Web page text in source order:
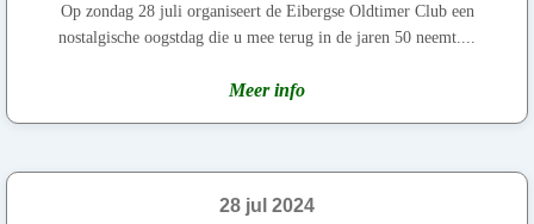
Op zondag 28 juli organiseert de Eibergse Oldtimer Club een
nostalgische oogstdag die u mee terug in de jaren 50 neemt....
Meer info
28 jul 2024